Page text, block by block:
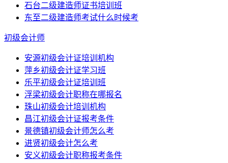
石台二级建造师证书培训班
东至二级建造师考试什么时候考
初级会计师
安源初级会计证培训机构
萍乡初级会计证学习班
乐平初级会计证培训班
浮梁初级会计职称在哪报名
珠山初级会计培训机构
昌江初级会计证报考条件
景德镇初级会计师怎么考
进贤初级会计怎么考
安义初级会计职称报考条件